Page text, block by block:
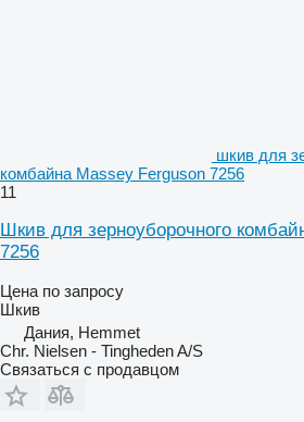
шкив для
комбайна Massey Ferguson 7256
11
Шкив для зерноуборочного
7256
Цена по запросу
Шкив
Дания, Hemmet
Chr. Nielsen - Tingheden A/S
Связаться с продавцом